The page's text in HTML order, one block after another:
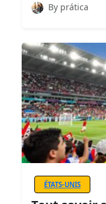
By prática
ÉTATS-UNIS